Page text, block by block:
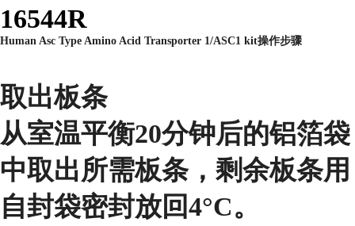
16544R
Human Asc Type Amino Acid Transporter 1/ASC1 kit操作步骤
取出板条
从室温平衡20分钟后的铝箔袋
中取出所需板条，剩余板条用
自封袋密封放回4°C。